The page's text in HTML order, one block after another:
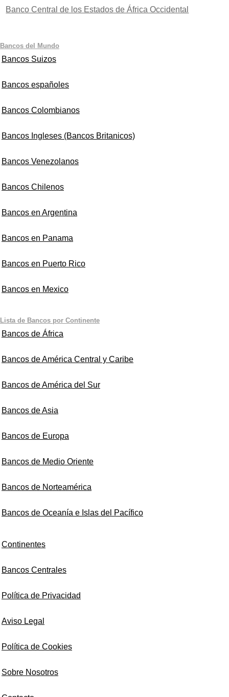
Banco Central de los Estados de África Occidental
Bancos del Mundo
Bancos Suizos
Bancos españoles
Bancos Colombianos
Bancos Ingleses (Bancos Britanicos)
Bancos Venezolanos
Bancos Chilenos
Bancos en Argentina
Bancos en Panama
Bancos en Puerto Rico
Bancos en Mexico
Lista de Bancos por Continente
Bancos de África
Bancos de América Central y Caribe
Bancos de América del Sur
Bancos de Asia
Bancos de Europa
Bancos de Medio Oriente
Bancos de Norteamérica
Bancos de Oceanía e Islas del Pacífico
Continentes
Bancos Centrales
Política de Privacidad
Aviso Legal
Política de Cookies
Sobre Nosotros